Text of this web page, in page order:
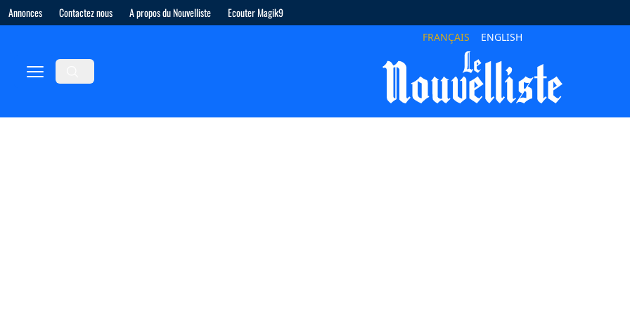
Annonces Contactez nous A propos du Nouvelliste Ecouter Magik9
FRANÇAIS ENGLISH